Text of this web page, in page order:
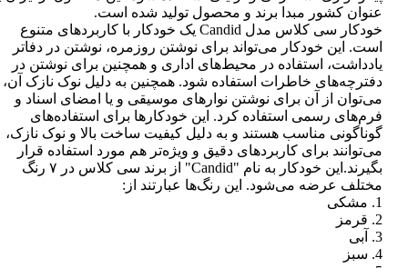
عنوان کشور مبدا برند و محصول تولید شده است.
خودکار سی کلاس مدل Candid یک خودکار با کاربردهای متنوع
است. این خودکار می‌تواند برای نوشتن روزمره، نوشتن در دفاتر
یادداشت، استفاده در محیط‌های اداری و همچنین برای نوشتن در
دفترچه‌های خاطرات استفاده شود. همچنین به دلیل نوک نازک آن،
می‌توان از آن برای نوشتن نوارهای موسیقی و یا امضای اسناد و
فرم‌های رسمی استفاده کرد. این خودکارها برای استفاده‌های
گوناگونی مناسب هستند و به دلیل کیفیت ساخت بالا و نوک نازک،
می‌توانند برای کاربردهای دقیق و ویژه‌تر هم مورد استفاده قرار
بگیرند.این خودکار به نام "Candid" از برند سی کلاس در ۷ رنگ
مختلف عرضه می‌شود. این رنگ‌ها عبارتند از:
1. مشکی
2. قرمز
3. آبی
4. سبز